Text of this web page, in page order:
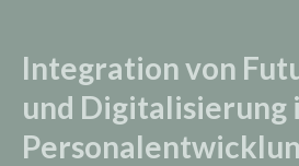
Integration von
und Digitalisierung